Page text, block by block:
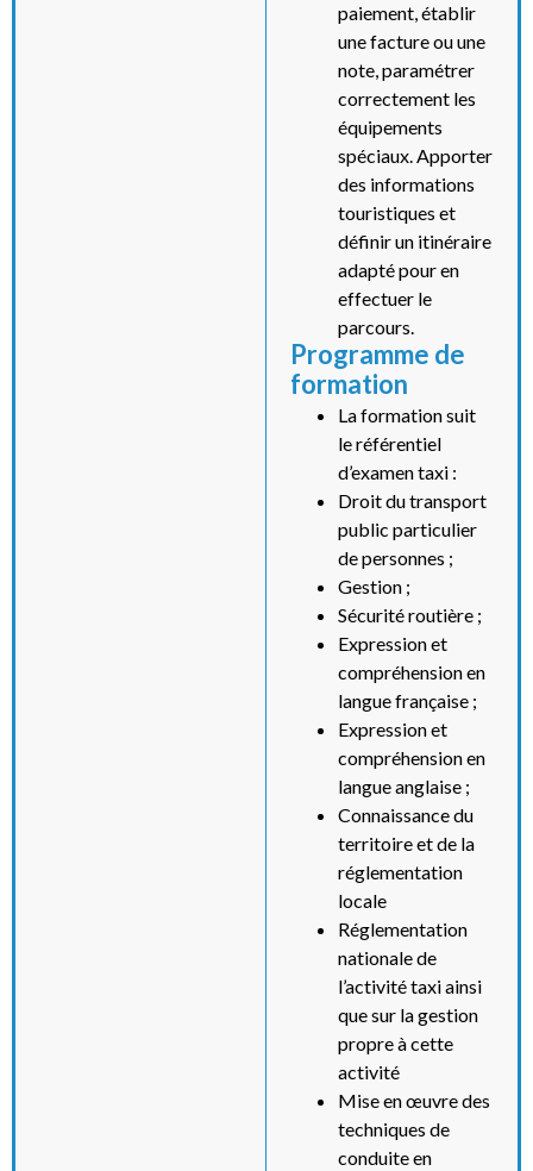
paiement, établir
une facture ou une
note, paramétrer
correctement les
équipements
spéciaux. Apporter
des informations
touristiques et
définir un itinéraire
adapté pour en
effectuer le
parcours.
Programme de
formation
La formation suit
le référentiel
d’examen taxi :
Droit du transport
public particulier
de personnes ;
Gestion ;
Sécurité routière ;
Expression et
compréhension en
langue française ;
Expression et
compréhension en
langue anglaise ;
Connaissance du
territoire et de la
réglementation
locale
Réglementation
nationale de
l’activité taxi ainsi
que sur la gestion
propre à cette
activité
Mise en œuvre des
techniques de
conduite en